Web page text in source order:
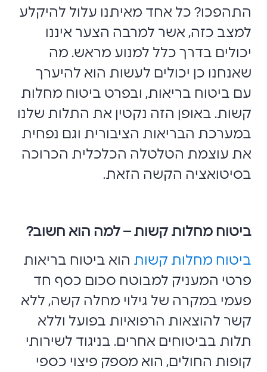
התהפכו? כל אחד מאיתנו עלול להיקלע
למצב כזה, אשר למרבה הצער איננו
יכולים בדרך כלל למנוע מראש. מה
שאנחנו כן יכולים לעשות הוא להיערך
עם ביטוח בריאות, ובפרט ביטוח מחלות
קשות. באופן הזה נקטין את התלות שלנו
במערכת הבריאות הציבורית וגם נפחית
את עוצמת הטלטלה הכלכלית הכרוכה
בסיטואציה הקשה הזאת.
ביטוח מחלות קשות – למה הוא חשוב?
ביטוח מחלות קשות הוא ביטוח בריאות
פרטי המעניק למבוטח סכום כסף חד
פעמי במקרה של גילוי מחלה קשה, ללא
קשר להוצאות הרפואיות בפועל וללא
תלות בביטוחים אחרים. בניגוד לשירותי
קופות החולים, הוא מספק פיצוי כספי